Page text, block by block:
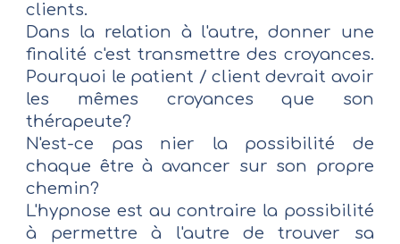
clients.
Dans la relation à l'autre, donner une
finalité c'est transmettre des croyances.
Pourquoi le patient / client devrait avoir
les mêmes croyances que son
thérapeute?
N'est-ce pas nier la possibilité de
chaque être à avancer sur son propre
chemin?
L'hypnose est au contraire la possibilité
à permettre à l'autre de trouver sa